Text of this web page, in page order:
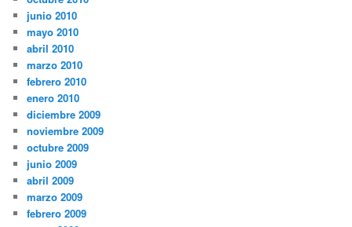
junio 2010
mayo 2010
abril 2010
marzo 2010
febrero 2010
enero 2010
diciembre 2009
noviembre 2009
octubre 2009
junio 2009
abril 2009
marzo 2009
febrero 2009